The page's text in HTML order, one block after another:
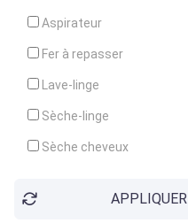
Aspirateur
Fer à repasser
Lave-linge
Sèche-linge
Sèche cheveux
APPLIQUER